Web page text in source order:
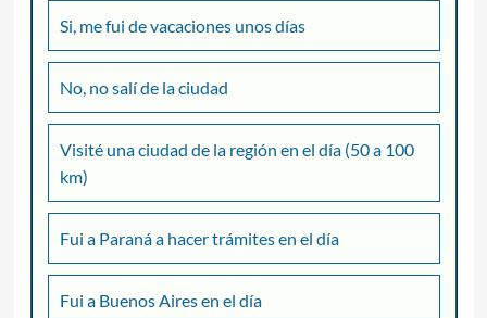
Si, me fui de vacaciones unos días
No, no salí de la ciudad
Visité una ciudad de la región en el día (50 a 100
km)
Fui a Paraná a hacer trámites en el día
Fui a Buenos Aires en el día